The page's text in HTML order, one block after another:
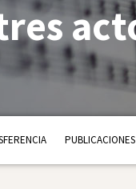
PUBLICACIONES